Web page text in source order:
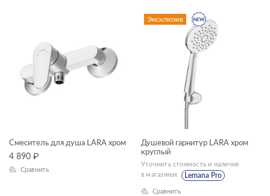
Смеситель для душа LARA хром
4 890 ₽
Сравнить
Эксклюзив
Душевой гарнитур LARA хром
круглый
Уточнить стоимость и наличие
в магазинах
Lemana Pro
Сравнить